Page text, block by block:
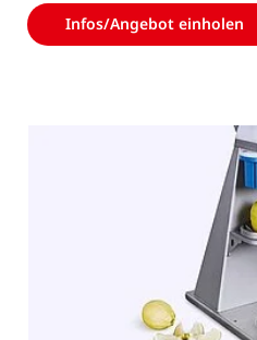
Tomaten zu dekorativen
Der manuelle
Infos/Angebot einholen